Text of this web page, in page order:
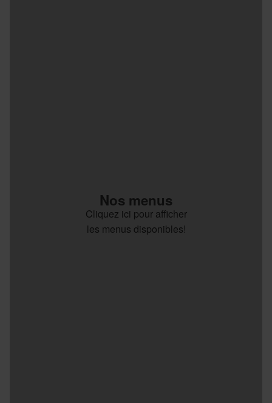
Nos menus
Cliquez ici pour afficher
les menus disponibles!